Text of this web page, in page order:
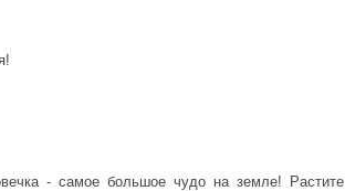
- самое большое чудо на земле! Растите